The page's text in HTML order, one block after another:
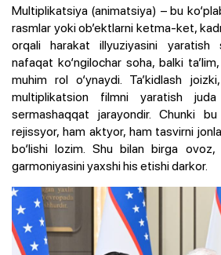
Multiplikatsiya (animatsiya) – bu
rasmlar yoki ob’ektlarni ketma-ket,
orqali harakat illyuziyasini yaratish
nafaqat ko‘ngilochar soha, balki
muhim rol o‘ynaydi. Ta’kidlash
multiplikatsion filmni yaratish
sermashaqqat jarayondir. Chunki
rejissyor, ham aktyor, ham tasvirni
bo‘lishi lozim. Shu bilan birga
garmoniyasini yaxshi his etishi darkor.